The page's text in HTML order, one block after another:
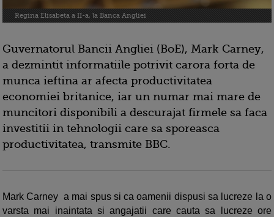
Regina Elisabeta a II-a, la Banca Angliei
Guvernatorul Bancii Angliei (BoE), Mark Carney,
a dezmintit informatiile potrivit carora forta de
munca ieftina ar afecta productivitatea
economiei britanice, iar un numar mai mare de
muncitori disponibili a descurajat firmele sa faca
investitii in tehnologii care sa sporeasca
productivitatea, transmite BBC.
Mark Carney a mai spus si ca oamenii dispusi sa lucreze la o
varsta mai inaintata si angajatii care cauta sa lucreze ore